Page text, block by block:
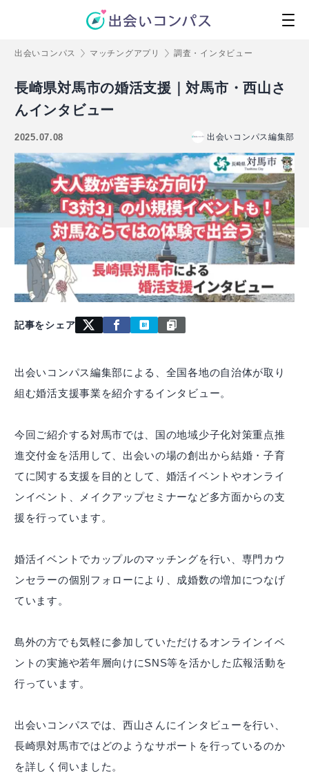
出会いコンパス マッチングアプリ 調査・インタビュー
長崎県対馬市の婚活支援｜対馬市・西山さ
んインタビュー
2025.07.08 出会いコンパス編集部
記事をシェア
出会いコンパス編集部による、全国各地の自治体が取り
組む婚活支援事業を紹介するインタビュー。
今回ご紹介する対馬市では、国の地域少子化対策重点推
進交付金を活用して、出会いの場の創出から結婚・子育
てに関する支援を目的として、婚活イベントやオンライ
ンイベント、メイクアップセミナーなど多方面からの支
援を行っています。
婚活イベントでカップルのマッチングを行い、専門カウ
ンセラーの個別フォローにより、成婚数の増加につなげ
ています。
島外の方でも気軽に参加していただけるオンラインイベ
ントの実施や若年層向けにSNS等を活かした広報活動を
行っています。
出会いコンパスでは、西山さんにインタビューを行い、
長崎県対馬市ではどのようなサポートを行っているのか
を詳しく伺いました。